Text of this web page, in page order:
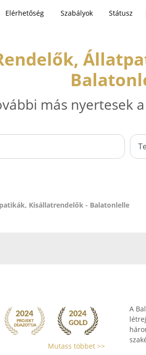
Elérhetőség Szabályok Státusz
más nyertesek
Kisállatrendelők - Balatonlelle
Mutass többet >>
A